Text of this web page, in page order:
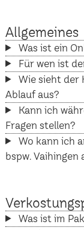
Allgemeines
Was ist ein
Für wen ist
Wie sieht der
Ablauf aus?
Kann ich
Fragen stellen?
Wo kann ich
bspw. Vaihingen
Was ist im